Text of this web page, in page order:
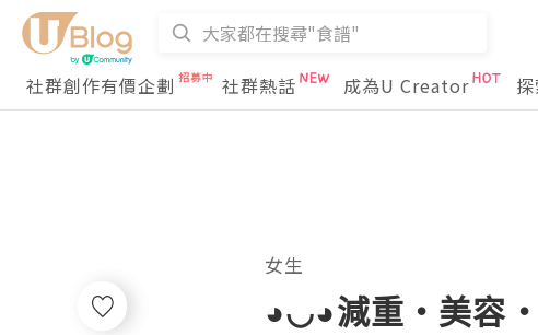
社群創作有價企劃 社群熱話 成為U Creator
女生
◕◡◕減重‧美容‧